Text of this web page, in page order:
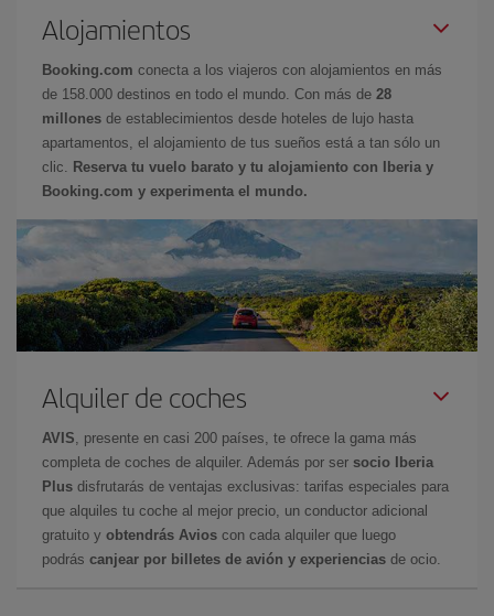
Alojamientos
Booking.com conecta a los viajeros con alojamientos en más
de 158.000 destinos en todo el mundo. Con más de 28
millones de establecimientos desde hoteles de lujo hasta
apartamentos, el alojamiento de tus sueños está a tan sólo un
clic.
Reserva tu vuelo barato y tu alojamiento con Iberia y
Booking.com y experimenta el mundo.
Alquiler de coches
AVIS , presente en casi 200 países, te ofrece la gama más
completa de coches de alquiler. Además por ser socio Iberia
Plus disfrutarás de ventajas exclusivas: tarifas especiales para
que alquiles tu coche al mejor precio, un conductor adicional
gratuito y obtendrás Avios con cada alquiler que luego
podrás canjear por billetes de avión y experiencias de ocio.